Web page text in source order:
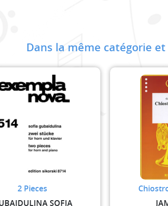
Dans la même catégorie
2 Pieces
SOFIA